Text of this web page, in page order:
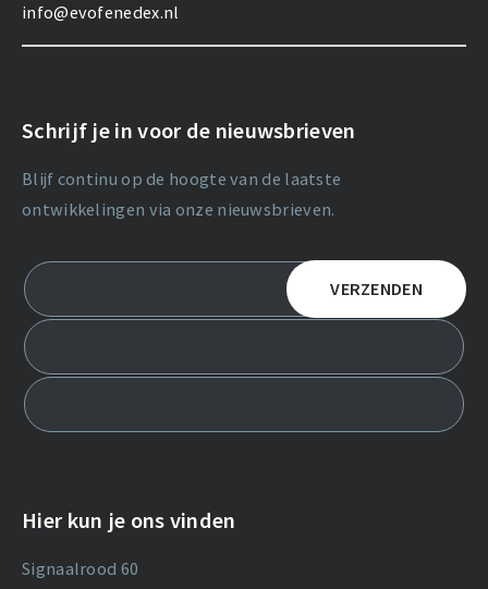
info@evofenedex.nl
Schrijf je in voor de nieuwsbrieven
Blijf continu op de hoogte van de laatste
ontwikkelingen via onze nieuwsbrieven.
Hier kun je ons vinden
Signaalrood 60